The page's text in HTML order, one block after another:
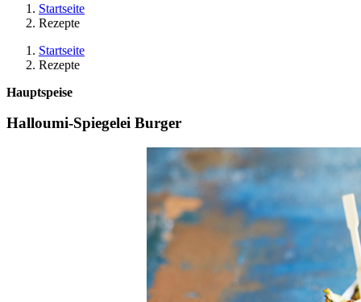
Startseite
Rezepte
Startseite
Rezepte
Hauptspeise
Halloumi-Spiegelei Burger